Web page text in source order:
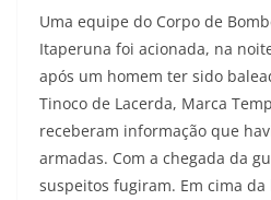
Uma equipe do Corpo de
Itaperuna foi acionada, na
após um homem ter sido
Tinoco de Lacerda, Marca
receberam informação que
armadas. Com a chegada da
suspeitos fugiram. Em cima